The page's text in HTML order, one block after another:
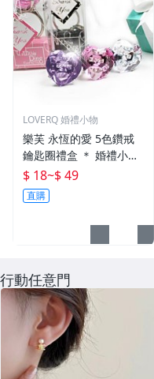
LOVERQ 婚禮小物
樂芙 永恆的愛 5色鑽戒
鑰匙圈禮盒 ＊ 婚禮小物
二次進場 工商禮贈品 戒
指鑰匙圈 鑽石鑰匙扣 大
鑽戒 送客禮 活動贈品
$ 18~$ 49
直購
行動任意門